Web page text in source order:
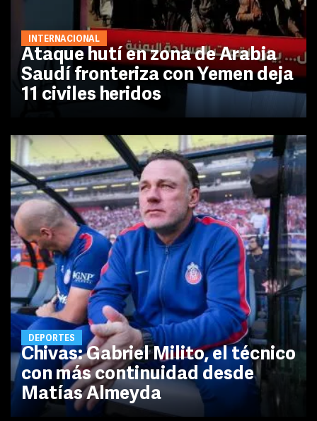
INTERNACIONAL
Ataque hutí en zona de Arabia
Saudí fronteriza con Yemen deja
11 civiles heridos
DEPORTES
Chivas: Gabriel Milito, el técnico
con más continuidad desde
Matías Almeyda